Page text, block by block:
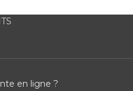
en ligne ?